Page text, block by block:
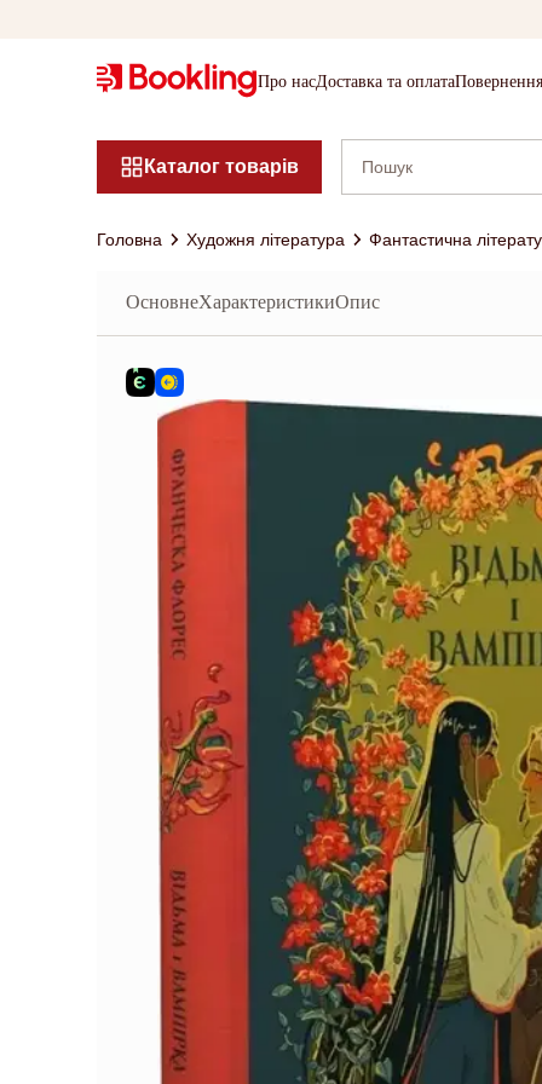
Про насДоставка та оплата
Каталог товарів
Головна Художня література Фантастична
ОсновнеХарактеристикиОпис